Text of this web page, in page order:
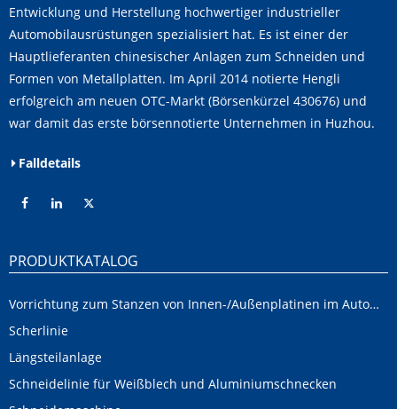
Entwicklung und Herstellung hochwertiger industrieller
Automobilausrüstungen spezialisiert hat. Es ist einer der
Hauptlieferanten chinesischer Anlagen zum Schneiden und
Formen von Metallplatten. Im April 2014 notierte Hengli
erfolgreich am neuen OTC-Markt (Börsenkürzel 430676) und
war damit das erste börsennotierte Unternehmen in Huzhou.
Falldetails
PRODUKTKATALOG
Vorrichtung zum Stanzen von Innen-/Außenplatinen im Automobilbereich
Scherlinie
Längsteilanlage
Schneidelinie für Weißblech und Aluminiumschnecken